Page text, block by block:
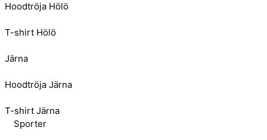
Hoodtröja Hölö
T-shirt Hölö
Järna
Hoodtröja Järna
T-shirt Järna
Sporter